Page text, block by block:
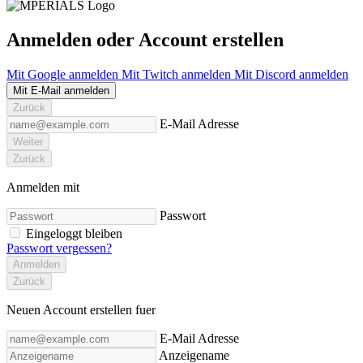
Anmelden oder Account erstellen
Mit Google anmelden Mit Twitch anmelden Mit Discord anmelden
Mit E-Mail anmelden
Zurück
E-Mail Adresse
Weiter
Zurück
Anmelden mit
Passwort
Eingeloggt bleiben
Passwort vergessen?
Anmelden
Zurück
Neuen Account erstellen fuer
E-Mail Adresse
Anzeigename